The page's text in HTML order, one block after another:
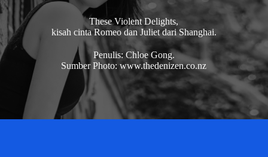
These Violent Delights,
kisah cinta Romeo dan Juliet dari Shanghai.
Penulis: Chloe Gong.
Sumber Photo: www.thedenizen.co.nz